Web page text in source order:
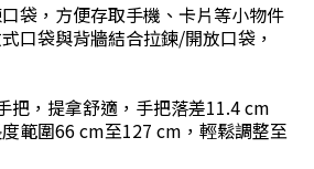
袋，方便存取手機、卡片等小物件
口袋與背牆結合拉鍊/開放口袋，
把，提拿舒適，手把落差11.4 cm
範圍66 cm至127 cm，輕鬆調整至